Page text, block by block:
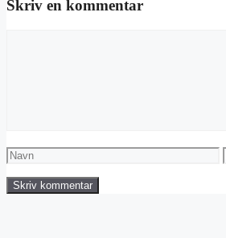
Skriv en kommentar
Navn